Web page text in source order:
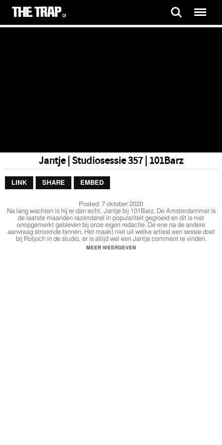
Jantje | Studiosessie 357 | 101Barz
LINK SHARE EMBED
Posted: 7 oktober 2020
Na lang wachten is hij er dan echt, Jantje bij 101Barz. De Amsterdammer is
de laatste maanden razendsnel in populariteit gegroeid en dit is niet
onopgemerkt gebleven bij onze eigen redactie. De ene na de andere
aanvraag stroomde binnen. Het maakt niet uit welke artiest een sessie doet
bij Rotjoch in de studio, er is altijd wel een Jantje comment te vinden.
MEER WEERGEVEN